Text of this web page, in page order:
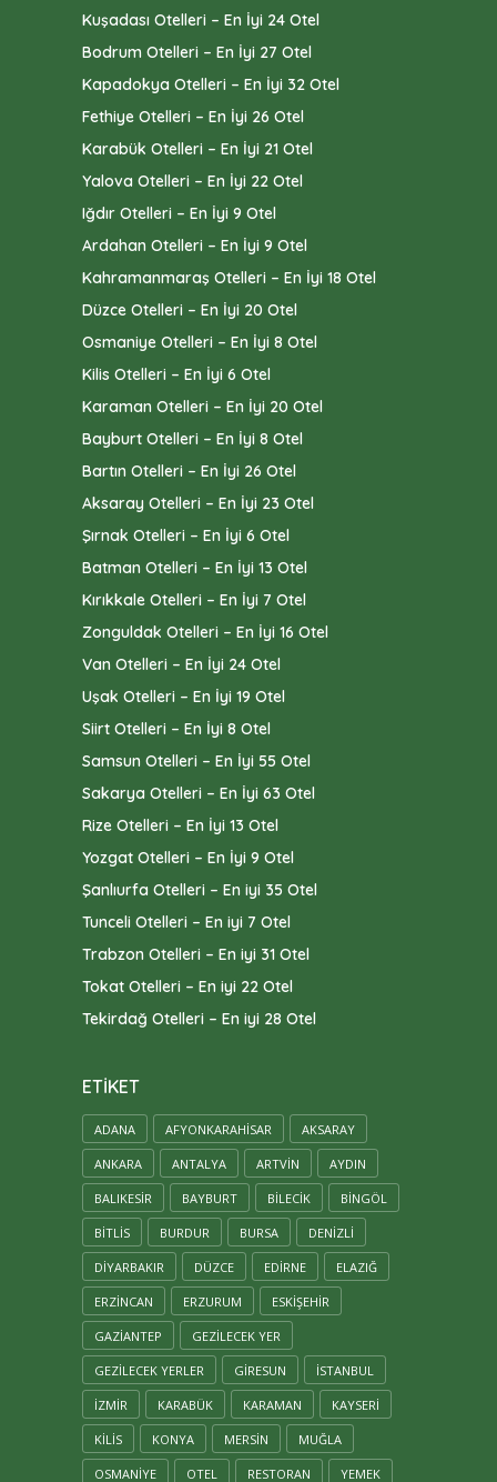
Kuşadası Otelleri – En İyi 24 Otel
Bodrum Otelleri – En İyi 27 Otel
Kapadokya Otelleri – En İyi 32 Otel
Fethiye Otelleri – En İyi 26 Otel
Karabük Otelleri – En İyi 21 Otel
Yalova Otelleri – En İyi 22 Otel
Iğdır Otelleri – En İyi 9 Otel
Ardahan Otelleri – En İyi 9 Otel
Kahramanmaraş Otelleri – En İyi 18 Otel
Düzce Otelleri – En İyi 20 Otel
Osmaniye Otelleri – En İyi 8 Otel
Kilis Otelleri – En İyi 6 Otel
Karaman Otelleri – En İyi 20 Otel
Bayburt Otelleri – En İyi 8 Otel
Bartın Otelleri – En İyi 26 Otel
Aksaray Otelleri – En İyi 23 Otel
Şırnak Otelleri – En İyi 6 Otel
Batman Otelleri – En İyi 13 Otel
Kırıkkale Otelleri – En İyi 7 Otel
Zonguldak Otelleri – En İyi 16 Otel
Van Otelleri – En İyi 24 Otel
Uşak Otelleri – En İyi 19 Otel
Siirt Otelleri – En İyi 8 Otel
Samsun Otelleri – En İyi 55 Otel
Sakarya Otelleri – En İyi 63 Otel
Rize Otelleri – En İyi 13 Otel
Yozgat Otelleri – En İyi 9 Otel
Şanlıurfa Otelleri – En iyi 35 Otel
Tunceli Otelleri – En iyi 7 Otel
Trabzon Otelleri – En iyi 31 Otel
Tokat Otelleri – En iyi 22 Otel
Tekirdağ Otelleri – En iyi 28 Otel
ETIKET
ADANA AFYONKARAHISAR AKSARAY
ANKARA ANTALYA ARTVIN AYDIN
BALIKESIR BAYBURT BILECIK BINGÖL
BITLIS BURDUR BURSA DENIZLI
DIYARBAKIR DÜZCE EDIRNE ELAZIĞ
ERZINCAN ERZURUM ESKIŞEHIR
GAZIANTEP GEZILECEK YER
GEZILECEK YERLER GIRESUN ISTANBUL
IZMIR KARABÜK KARAMAN KAYSERİ
KILIS KONYA MERSİN MUĞLA
OSMANIYE OTEL RESTORAN YEMEK